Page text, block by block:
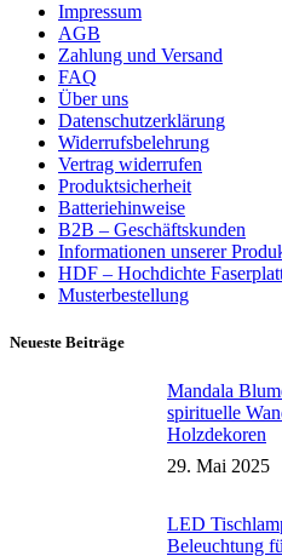
Impressum
AGB
Zahlung und Versand
FAQ
Über uns
Datenschutzerklärung
Widerrufsbelehrung
Vertrag widerrufen
Produktsicherheit
Batteriehinweise
B2B – Geschäftskunden
Informationen unserer
HDF – Hochdichte
Musterbestellung
Neueste Beiträge
Mandala
spirituelle
Holzdekoren
29. Mai 2025
LED
Beleuchtung